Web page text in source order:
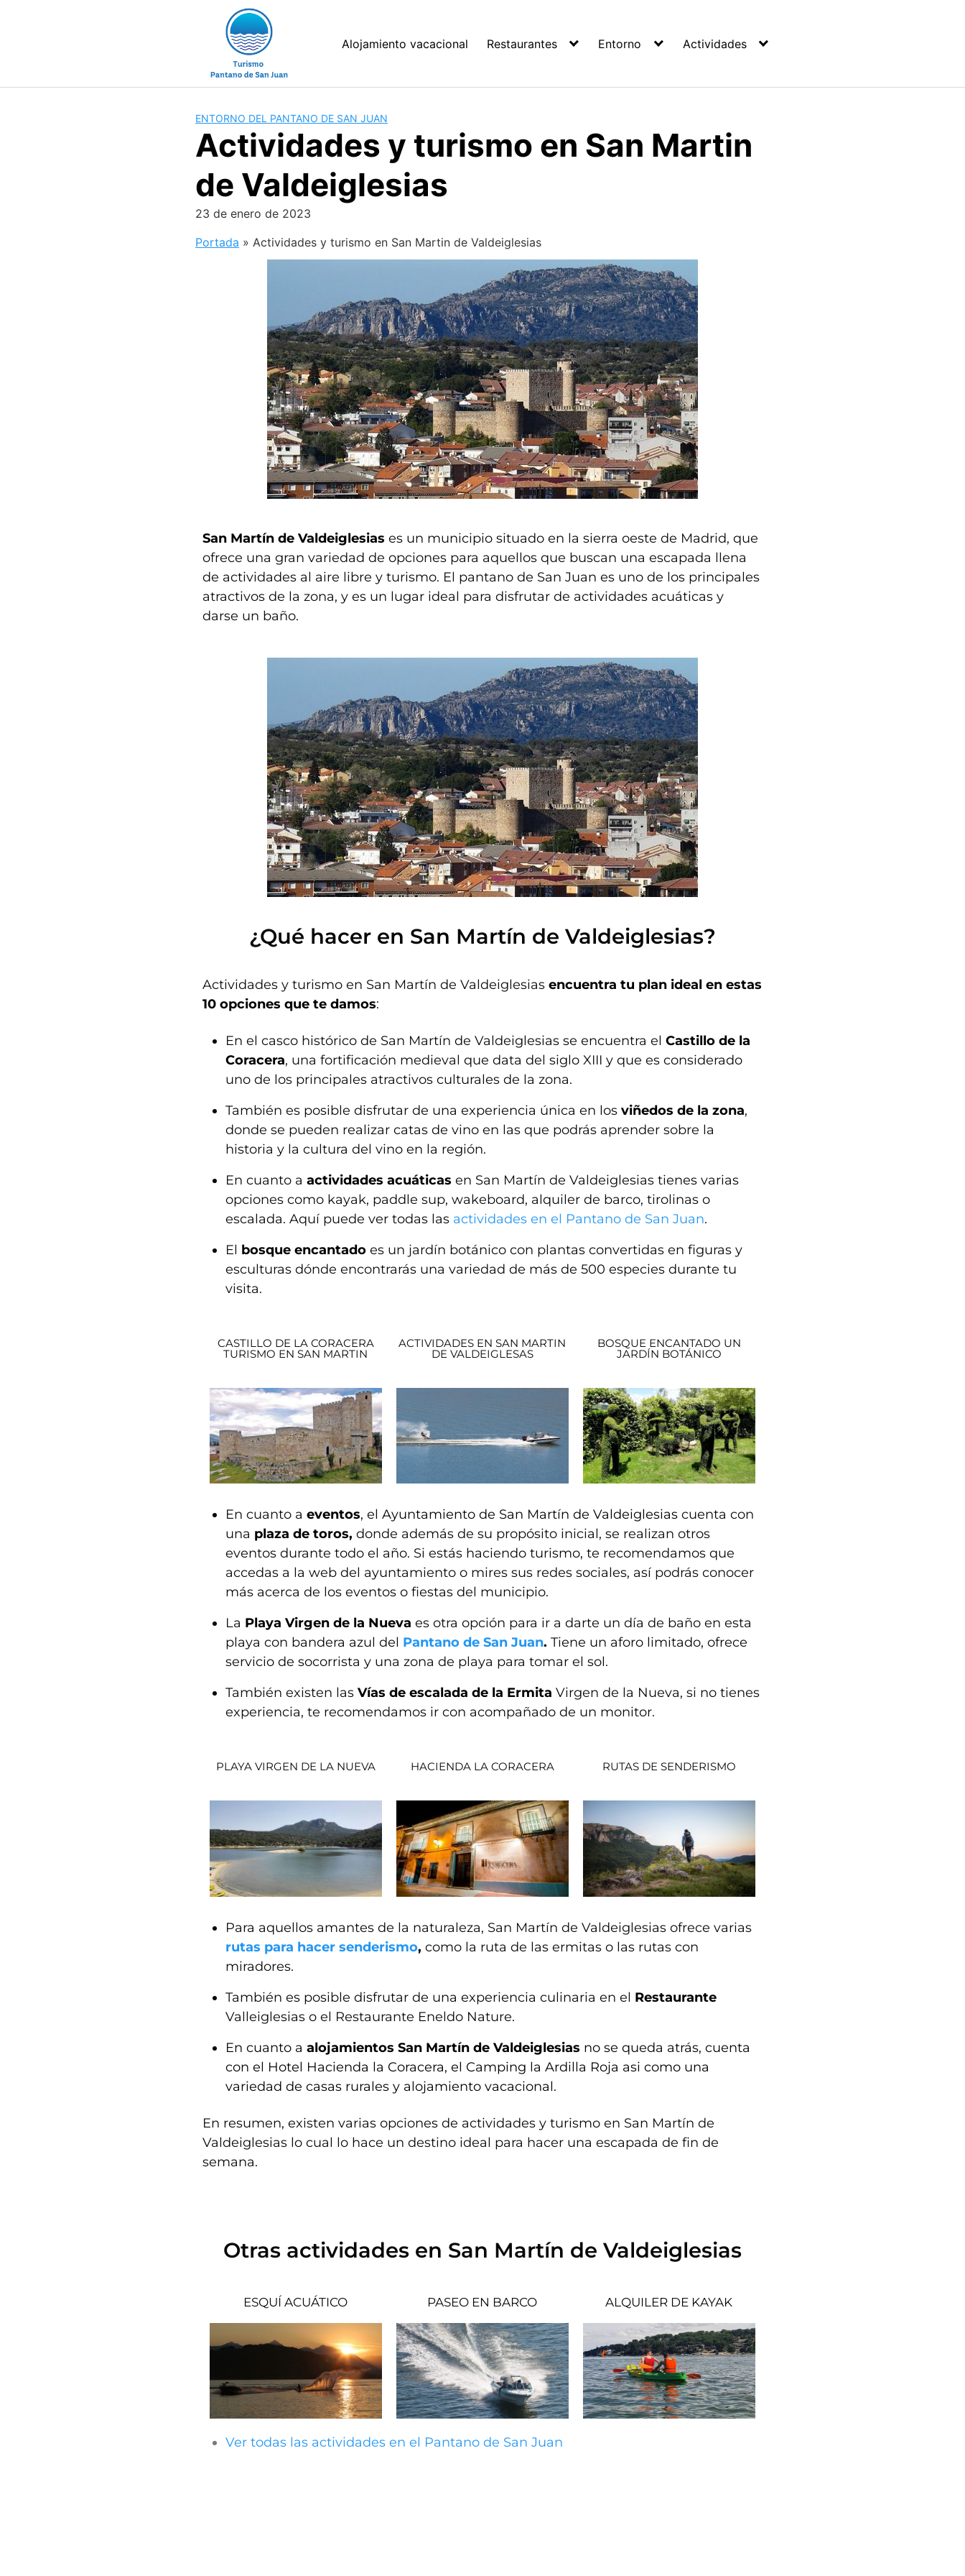
Alojamiento vacacional Restaurantes Entorno Actividades
ENTORNO DEL PANTANO DE SAN JUAN
Actividades y turismo en San Martin
de Valdeiglesias
23 de enero de 2023
Portada » Actividades y turismo en San Martin de Valdeiglesias
San Martín de Valdeiglesias es un municipio situado en la sierra oeste de Madrid, que
ofrece una gran variedad de opciones para aquellos que buscan una escapada llena
de actividades al aire libre y turismo. El pantano de San Juan es uno de los principales
atractivos de la zona, y es un lugar ideal para disfrutar de actividades acuáticas y
darse un baño.
¿Qué hacer en San Martín de Valdeiglesias?
Actividades y turismo en San Martín de Valdeiglesias encuentra tu plan ideal en estas
10 opciones que te damos:
En el casco histórico de San Martín de Valdeiglesias se encuentra el Castillo de la
Coracera, una fortificación medieval que data del siglo XIII y que es considerado
uno de los principales atractivos culturales de la zona.
También es posible disfrutar de una experiencia única en los viñedos de la zona,
donde se pueden realizar catas de vino en las que podrás aprender sobre la
historia y la cultura del vino en la región.
En cuanto a actividades acuáticas en San Martín de Valdeiglesias tienes varias
opciones como kayak, paddle sup, wakeboard, alquiler de barco, tirolinas o
escalada. Aquí puede ver todas las actividades en el Pantano de San Juan.
El bosque encantado es un jardín botánico con plantas convertidas en figuras y
esculturas dónde encontrarás una variedad de más de 500 especies durante tu
visita.
CASTILLO DE LA CORACERA
TURISMO EN SAN MARTIN
ACTIVIDADES EN SAN MARTIN
DE VALDEIGLESAS
BOSQUE ENCANTADO UN
JARDÍN BOTÁNICO
En cuanto a eventos, el Ayuntamiento de San Martín de Valdeiglesias cuenta con
una plaza de toros, donde además de su propósito inicial, se realizan otros
eventos durante todo el año. Si estás haciendo turismo, te recomendamos que
accedas a la web del ayuntamiento o mires sus redes sociales, así podrás conocer
más acerca de los eventos o fiestas del municipio.
La Playa Virgen de la Nueva es otra opción para ir a darte un día de baño en esta
playa con bandera azul del Pantano de San Juan. Tiene un aforo limitado, ofrece
servicio de socorrista y una zona de playa para tomar el sol.
También existen las Vías de escalada de la Ermita Virgen de la Nueva, si no tienes
experiencia, te recomendamos ir con acompañado de un monitor.
PLAYA VIRGEN DE LA NUEVA HACIENDA LA CORACERA RUTAS DE SENDERISMO
Para aquellos amantes de la naturaleza, San Martín de Valdeiglesias ofrece varias
rutas para hacer senderismo, como la ruta de las ermitas o las rutas con
miradores.
También es posible disfrutar de una experiencia culinaria en el Restaurante
Valleiglesias o el Restaurante Eneldo Nature.
En cuanto a alojamientos San Martín de Valdeiglesias no se queda atrás, cuenta
con el Hotel Hacienda la Coracera, el Camping la Ardilla Roja asi como una
variedad de casas rurales y alojamiento vacacional.
En resumen, existen varias opciones de actividades y turismo en San Martín de
Valdeiglesias lo cual lo hace un destino ideal para hacer una escapada de fin de
semana.
Otras actividades en San Martín de Valdeiglesias
ESQUÍ ACUÁTICO PASEO EN BARCO ALQUILER DE KAYAK
Ver todas las actividades en el Pantano de San Juan